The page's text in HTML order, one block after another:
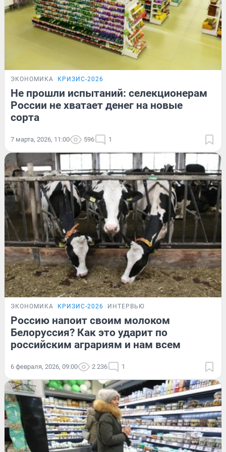
ЭКОНОМИКА КРИЗИС-2026
Не прошли испытаний: селекционерам
России не хватает денег на новые
сорта
7 марта, 2026, 11:00 596 1
ЭКОНОМИКА КРИЗИС-2026 ИНТЕРВЬЮ
Россию напоит своим молоком
Белоруссия? Как это ударит по
российским аграриям и нам всем
6 февраля, 2026, 09:00 2 236 1